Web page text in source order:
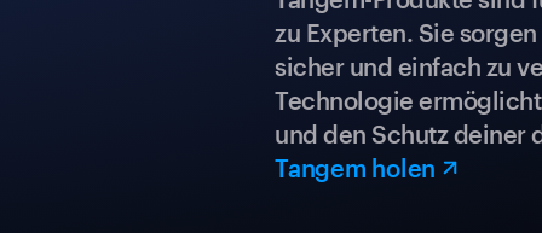
zu Experten. Sie
sicher und einfach zu
Technologie
und den Schutz deiner
Tangem holen